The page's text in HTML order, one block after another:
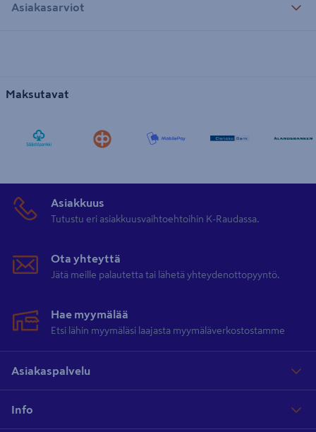
Asiakasarviot
Maksutavat
Asiakkuus
Tutustu eri asiakkuusvaihtoehtoihin K-Raudassa.
Ota yhteyttä
Jätä meille palautetta tai lähetä yhteydenottopyyntö.
Hae myymälää
Etsi lähin myymäläsi laajasta myymäläverkostostamme
Asiakaspalvelu
Info